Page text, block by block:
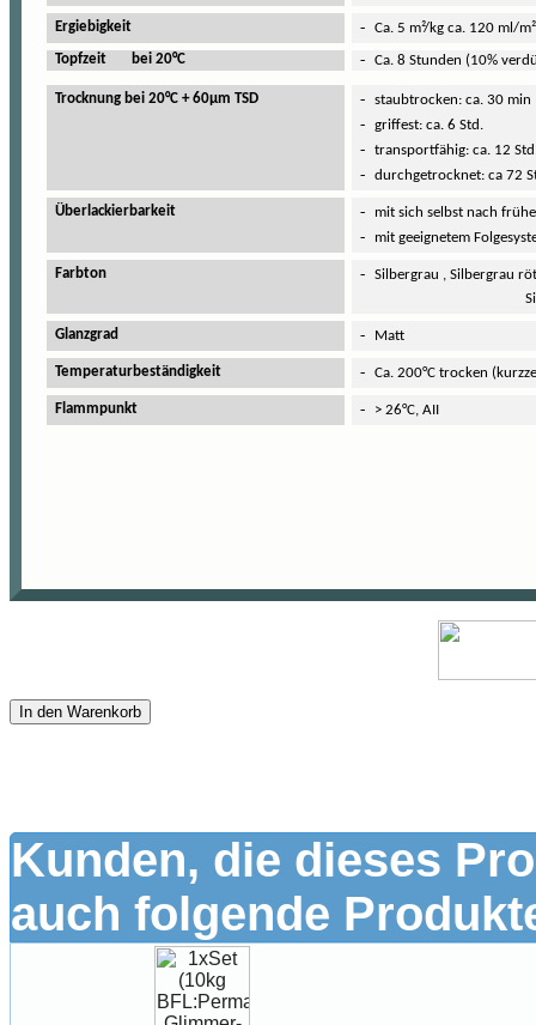
Ergiebigkeit -
Ca. 5 m²/kg ca. 120 ml/
Topfzeit bei 20°C
- Ca. 8 Stunden (10%
Trocknung bei 20°C + 60µm TSD - staubtrocken: ca. 30 min
- griffest: ca. 6 Std.
- transportfähig: ca. 12
- durchgetrocknet: ca 72
Überlackierbarkeit - mit sich selbst nach
- mit geeignetem
Farbton -
Silbergrau , Silbergrau
Silbergrau
Glanzgrad - Matt
Temperaturbeständigkeit - Ca. 200°C trocken
Flammpunkt - > 26°C, AII
In den Warenkorb
Kunden, die dieses
auch folgende